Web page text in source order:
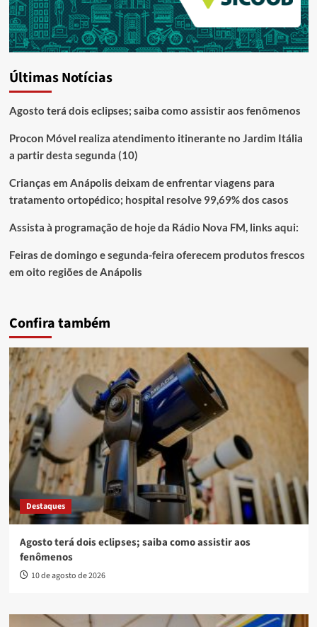
Últimas Notícias
Agosto terá dois eclipses; saiba como assistir aos fenômenos
Procon Móvel realiza atendimento itinerante no Jardim Itália
a partir desta segunda (10)
Crianças em Anápolis deixam de enfrentar viagens para
tratamento ortopédico; hospital resolve 99,69% dos casos
Assista à programação de hoje da Rádio Nova FM, links aqui:
Feiras de domingo e segunda-feira oferecem produtos frescos
em oito regiões de Anápolis
Confira também
Destaques
Agosto terá dois eclipses; saiba como assistir aos
fenômenos
10 de agosto de 2026